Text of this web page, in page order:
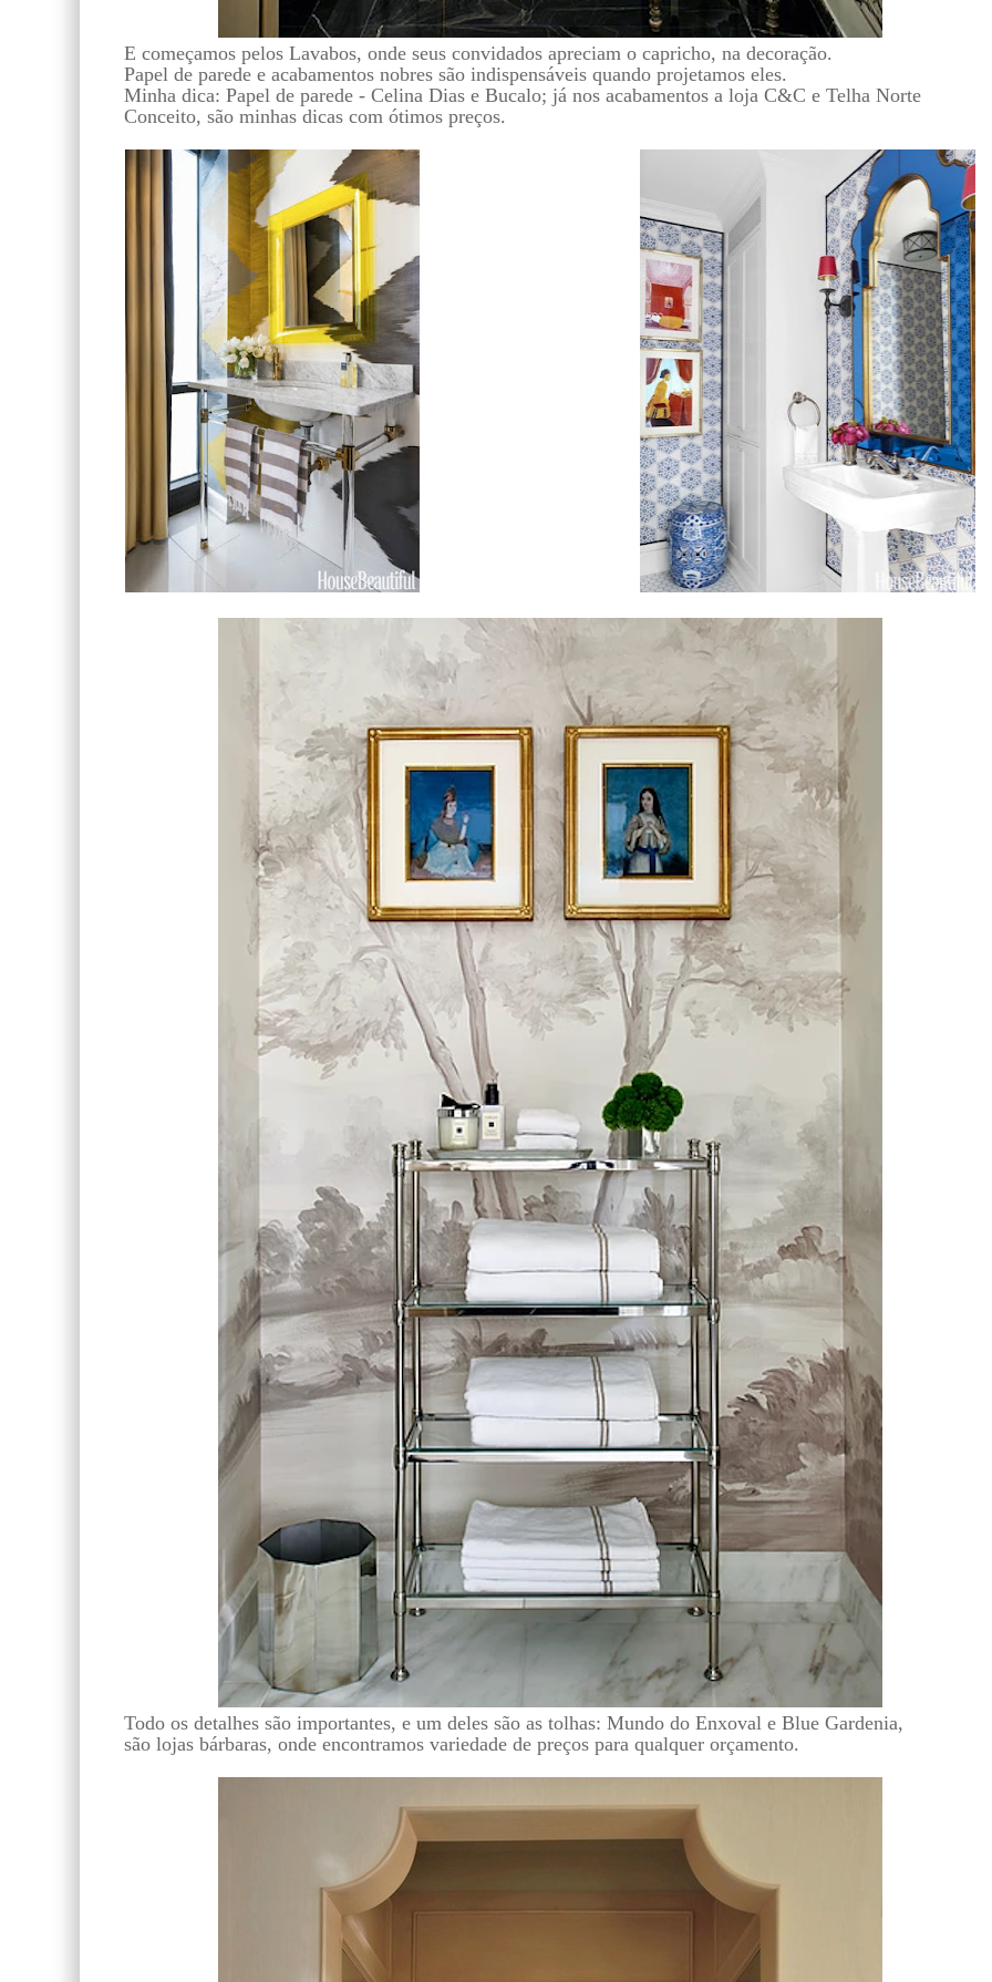
E começamos pelos Lavabos, onde seus convidados apreciam o capricho, na decoração.
Papel de parede e acabamentos nobres são indispensáveis quando projetamos eles.
Minha dica: Papel de parede - Celina Dias e Bucalo; já nos acabamentos a loja C&C e Telha Norte
Conceito, são minhas dicas com ótimos preços.
Todo os detalhes são importantes, e um deles são as tolhas: Mundo do Enxoval e Blue Gardenia,
são lojas bárbaras, onde encontramos variedade de preços para qualquer orçamento.